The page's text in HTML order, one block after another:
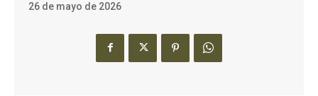
26 de mayo de 2026